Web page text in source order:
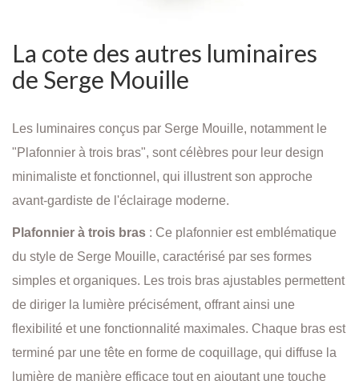
La cote des autres luminaires
de Serge Mouille
Les luminaires conçus par Serge Mouille, notamment le
"Plafonnier à trois bras", sont célèbres pour leur design
minimaliste et fonctionnel, qui illustrent son approche
avant-gardiste de l'éclairage moderne.
Plafonnier à trois bras : Ce plafonnier est emblématique
du style de Serge Mouille, caractérisé par ses formes
simples et organiques. Les trois bras ajustables permettent
de diriger la lumière précisément, offrant ainsi une
flexibilité et une fonctionnalité maximales. Chaque bras est
terminé par une tête en forme de coquillage, qui diffuse la
lumière de manière efficace tout en ajoutant une touche